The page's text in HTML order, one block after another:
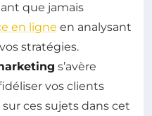
que jamais
en ligne en analysant
stratégies.
s’avère
vos clients
ces sujets dans cet